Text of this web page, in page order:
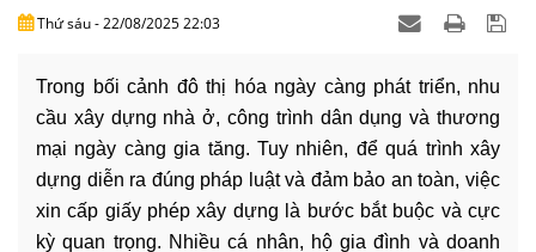
-
MẪU
LIÊN
HỆ
Thứ sáu - 22/08/2025 22:03
Trong bối cảnh đô thị hóa ngày càng phát triển, nhu
cầu xây dựng nhà ở, công trình dân dụng và thương
mại ngày càng gia tăng. Tuy nhiên, để quá trình xây
dựng diễn ra đúng pháp luật và đảm bảo an toàn, việc
xin cấp giấy phép xây dựng là bước bắt buộc và cực
kỳ quan trọng. Nhiều cá nhân, hộ gia đình và doanh